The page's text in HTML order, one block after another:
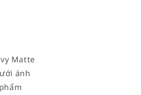
Matte
ánh